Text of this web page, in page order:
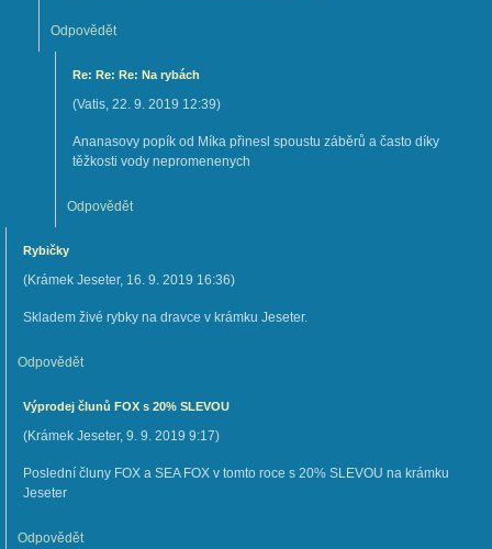
Odpovědět
Re: Re: Re: Na rybách
(Vatis, 22. 9. 2019 12:39)
Ananasovy popík od Míka přinesl spoustu záběrů a často díky
těžkosti vody nepromenenych
Odpovědět
Rybičky
(Krámek Jeseter, 16. 9. 2019 16:36)
Skladem živé rybky na dravce v krámku Jeseter.
Odpovědět
Výprodej člunů FOX s 20% SLEVOU
(Krámek Jeseter, 9. 9. 2019 9:17)
Poslední čluny FOX a SEA FOX v tomto roce s 20% SLEVOU na krámku
Jeseter
Odpovědět